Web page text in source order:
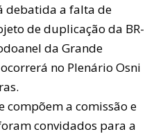
debatida a falta de
de duplicação da BR-
da Grande
no Plenário Osni
compõem a comissão e
convidados para a